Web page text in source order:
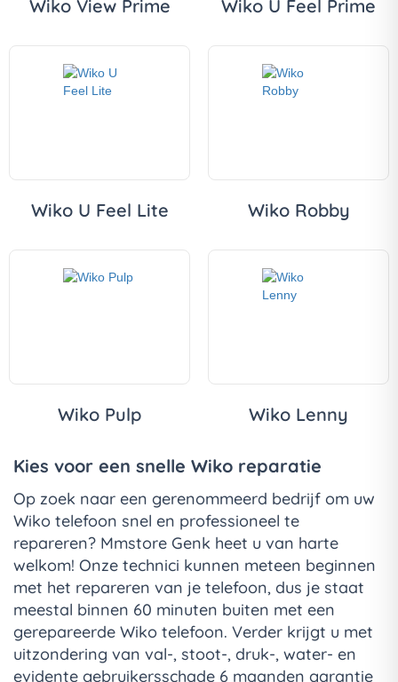
Wiko View Prime Wiko U Feel Prime
Wiko U Feel Lite Wiko Robby
Wiko Pulp Wiko Lenny
Kies voor een snelle Wiko reparatie
Op zoek naar een gerenommeerd bedrijf om uw
Wiko telefoon snel en professioneel te
repareren? Mmstore Genk heet u van harte
welkom! Onze technici kunnen meteen beginnen
met het repareren van je telefoon, dus je staat
meestal binnen 60 minuten buiten met een
gerepareerde Wiko telefoon. Verder krijgt u met
uitzondering van val-, stoot-, druk-, water- en
evidente gebruikersschade 6 maanden garantie